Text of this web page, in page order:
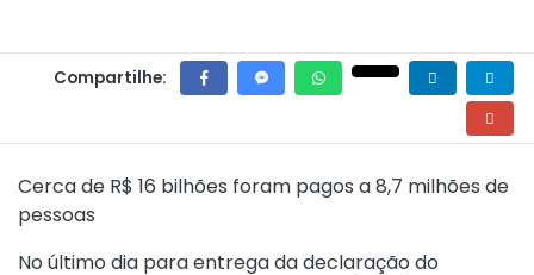
Compartilhe:
Cerca de R$ 16 bilhões foram pagos a 8,7 milhões de
pessoas
No último dia para entrega da declaração do